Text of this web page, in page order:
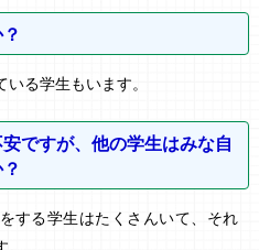
る学生もいます。
ですが、他の学生はみな自
する学生はたくさんいて、それ